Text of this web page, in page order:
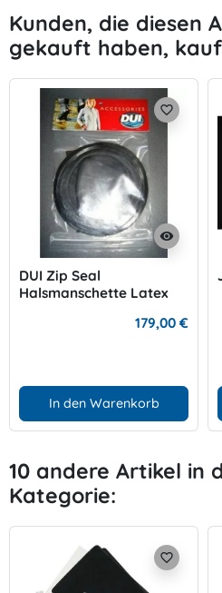
Kunden, die diesen
gekauft haben,
visibility
favorite_border
DUI Zip Seal
Halsmanschette Latex
179,00 €
In den Warenkorb
10 andere Artikel in
Kategorie:
favorite_border